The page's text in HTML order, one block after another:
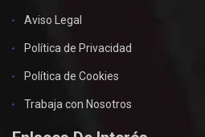
Aviso Legal
Política de Privacidad
Política de Cookies
Trabaja con Nosotros